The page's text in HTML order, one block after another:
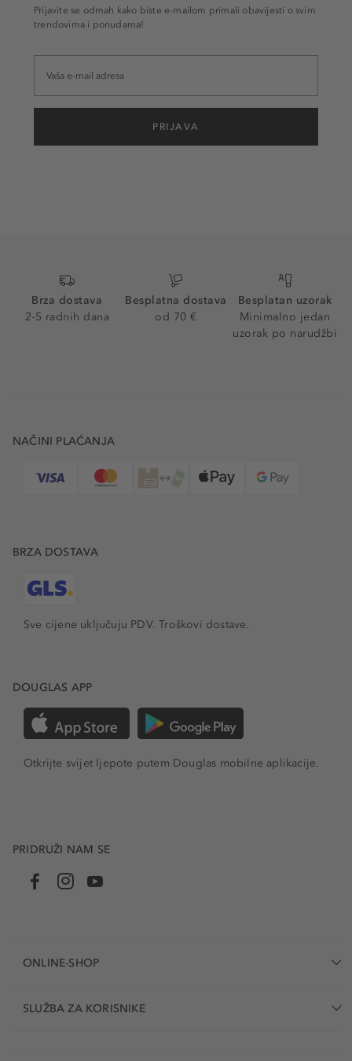
Prijavite se odmah kako biste e-mailom primali obavijesti o svim
trendovima i ponudama!
PRIJAVA
Brza dostava
2-5 radnih dana
Besplatna dostava
od 70 €
Besplatan uzorak
Minimalno jedan
uzorak po narudžbi
NAČINI PLAĆANJA
BRZA DOSTAVA
Sve cijene uključuju PDV.Troškovi dostave.
DOUGLAS APP
Otkrijte svijet ljepote putem Douglas mobilne aplikacije.
PRIDRUŽI NAM SE
ONLINE-SHOP
SLUŽBA ZA KORISNIKE